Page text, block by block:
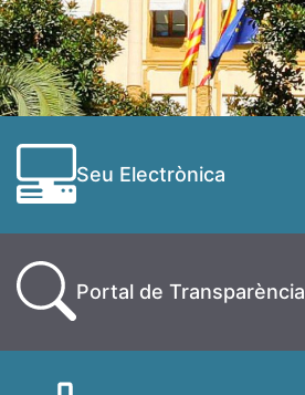
Seu Electrònica
Portal de Transparència